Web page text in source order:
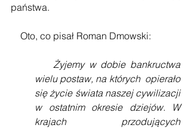
państwa.
Oto, co pisał Roman Dmowski:
Żyjemy w dobie bankructwa
wielu postaw, na których  opierało
się życie świata naszej cywilizacji
w ostatnim okresie dziejów. W
krajach przodujących